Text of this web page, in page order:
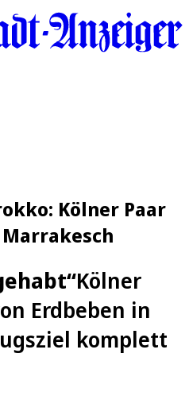
Kölner Paar
Kölner
Erdbeben in
komplett